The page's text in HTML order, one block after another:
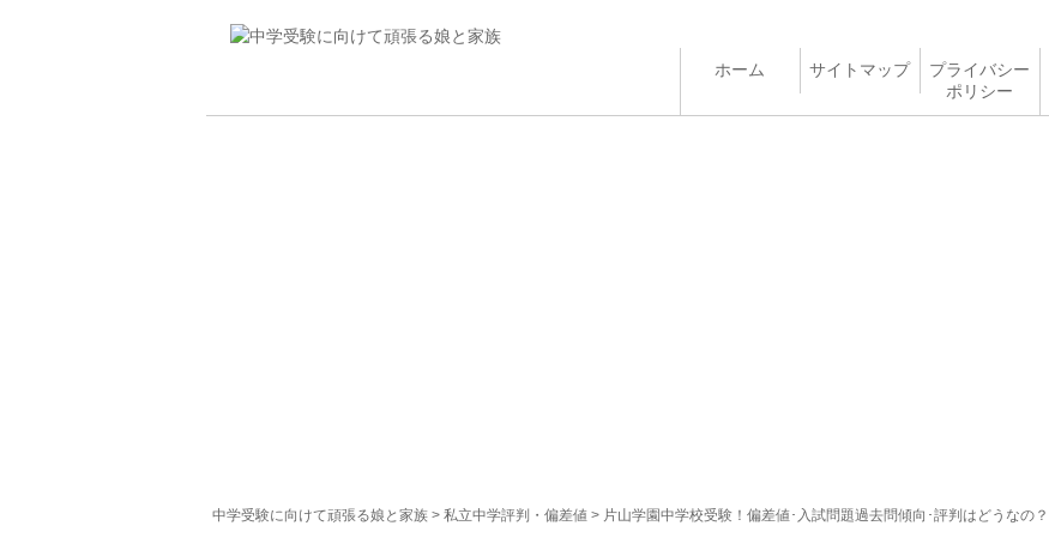
ホーム サイトマップ
プライバシー
ポリシー
中学受験に向けて頑張る娘と家族 > 私立中学評判・偏差値 > 片山学園中学校受験！偏差値･入試問題過去問傾向･評判はどうなの？